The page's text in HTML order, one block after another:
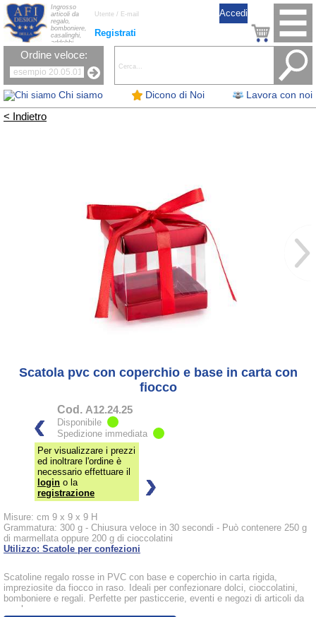
Chi siamo Dicono di Noi Lavora con noi
Registrati
Ingrosso
articoli da
regalo,
bomboniere,
casalinghi,
addobbi
natalizi, nastri,
oggettistica,
la tavola, fiori
artificiali e
candele.
Ordine veloce:
< Indietro
Scatola pvc con coperchio e base in carta con
fiocco
Cod. A12.24.25
Disponibile
Spedizione immediata
Per visualizzare i prezzi
ed inoltrare l'ordine è
necessario effettuare il
login o la
registrazione
Misure: cm 9 x 9 x 9 H
Grammatura: 300 g - Chiusura veloce in 30 secondi - Può contenere 250 g
di marmellata oppure 200 g di cioccolatini
Utilizzo: Scatole per confezioni
Scatoline regalo rosse in PVC con base e coperchio in carta rigida,
impreziosite da fiocco in raso. Ideali per confezionare dolci, cioccolatini,
bomboniere e regali. Perfette per pasticcerie, eventi e negozi di articoli da
regalo.